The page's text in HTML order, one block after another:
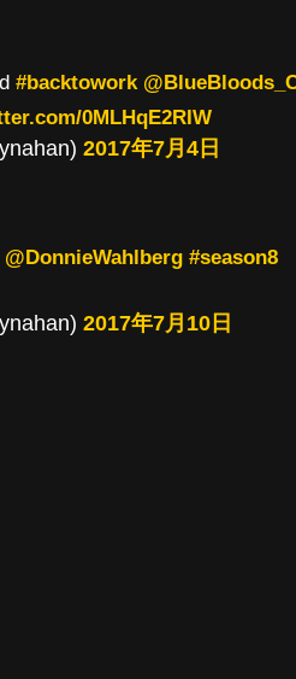
#backtowork
0MLHqE2RIW
2017年7月4日
@DonnieWahlberg #season8
2017年7月10日